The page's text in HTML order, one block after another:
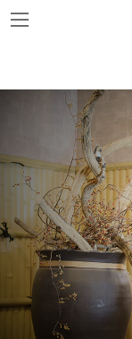
ン
へ
プ
ビ
ョ
動